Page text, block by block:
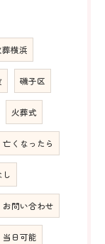
横浜
磯子区
火葬式
亡くなったら
お問い合わせ
当日可能